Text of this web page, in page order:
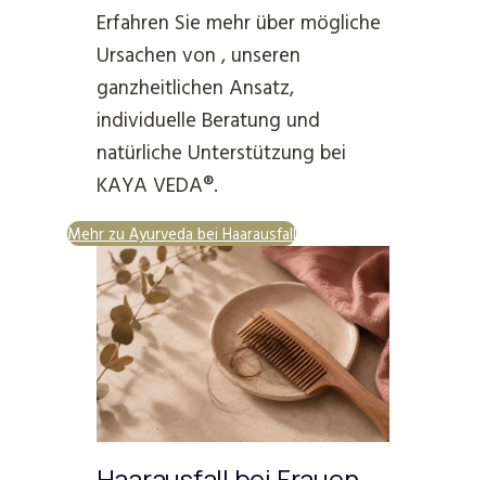
Erfahren Sie mehr über mögliche
Ursachen von , unseren
ganzheitlichen Ansatz,
individuelle Beratung und
natürliche Unterstützung bei
KAYA VEDA®.
Mehr zu Ayurveda bei Haarausfall